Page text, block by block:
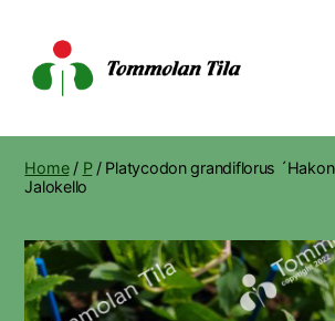
Tila
Home/ P/ Platycodon grandiflorus
Jalokello